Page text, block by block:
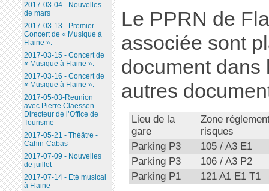
Le PPRN de
associée sont
document dans
autres
Lieu de la
gare
Zone
risques
Parking P3
105 / A3 E1
Parking P3
106 / A3 P2
Parking P1
121 A1 E1 T1
2017-03-04 - Nouvelles
de mars
2017-03-13 - Premier
Concert de « Musique à
Flaine ».
2017-03-15 - Concert de
« Musique à Flaine ».
2017-03-16 - Concert de
« Musique à Flaine ».
2017-05-03-Reunion
avec Pierre Claessen-
Directeur de l’Office de
Tourisme
2017-05-21 - Théâtre -
Cahin-Cabas
2017-07-09 - Nouvelles
de juillet
2017-07-14 - Eté musical
à Flaine